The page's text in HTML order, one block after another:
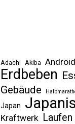
Adachi Akiba Android
Erdbeben
Gebäude
Japan
Kraftwerk Laufen